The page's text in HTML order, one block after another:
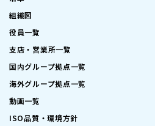
組織図
役員一覧
支店・営業所一覧
国内グループ拠点一覧
海外グループ拠点一覧
動画一覧
ISO品質・環境方針